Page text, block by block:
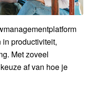
productiviteit,
Met zoveel
af van hoe je